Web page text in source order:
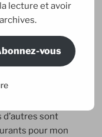
était fait de
pendant les 3
d’autres sont
pour mon
lecture et avoir
vous